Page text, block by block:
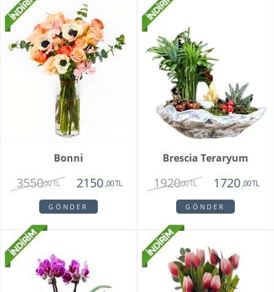
Bonni
3550,00 TL 2150 ,00 TL
GÖNDER
Brescia Teraryum
1920,00 TL 1720 ,00 TL
GÖNDER